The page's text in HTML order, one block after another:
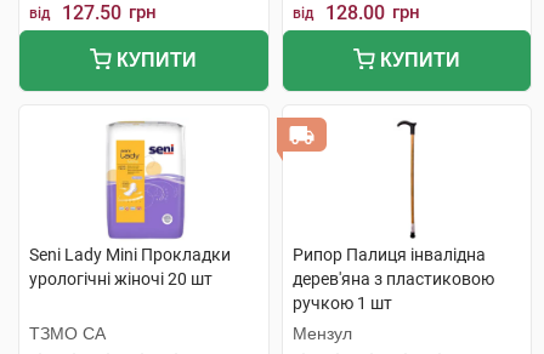
від 127.50 грн
КУПИТИ
від 128.00 грн
КУПИТИ
Seni Lady Mini Прокладки
урологічні жіночі 20 шт
ТЗМО СА
Рипор Палиця інвалідна
дерев'яна з пластиковою
ручкою 1 шт
Мензул